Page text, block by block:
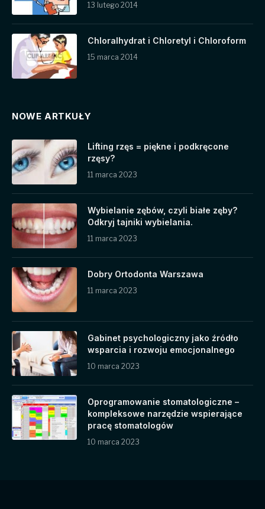
13 lutego 2014
Chloralhydrat i Chloretyl i Chloroform
15 marca 2014
NOWE ARTKUŁY
Lifting rzęs = piękne i podkręcone
rzęsy?
11 marca 2023
Wybielanie zębów, czyli białe zęby?
Odkryj tajniki wybielania.
11 marca 2023
Dobry Ortodonta Warszawa
11 marca 2023
Gabinet psychologiczny jako źródło
wsparcia i rozwoju emocjonalnego
10 marca 2023
Oprogramowanie stomatologiczne –
kompleksowe narzędzie wspierające
pracę stomatologów
10 marca 2023